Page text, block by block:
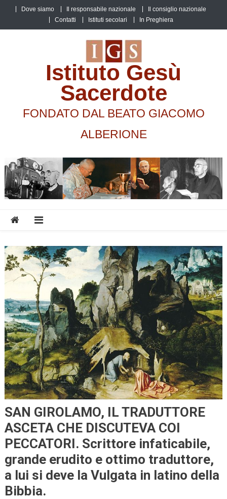
content
Dove siamo Il responsabile nazionale
Il consiglio nazionale
Contatti
Istituti secolari In Preghiera
Istituto Gesù
Sacerdote
FONDATO DAL BEATO GIACOMO
ALBERIONE
SAN GIROLAMO, IL TRADUTTORE
ASCETA CHE DISCUTEVA COI
PECCATORI. Scrittore infaticabile,
grande erudito e ottimo traduttore,
a lui si deve la Vulgata in latino della
Bibbia.